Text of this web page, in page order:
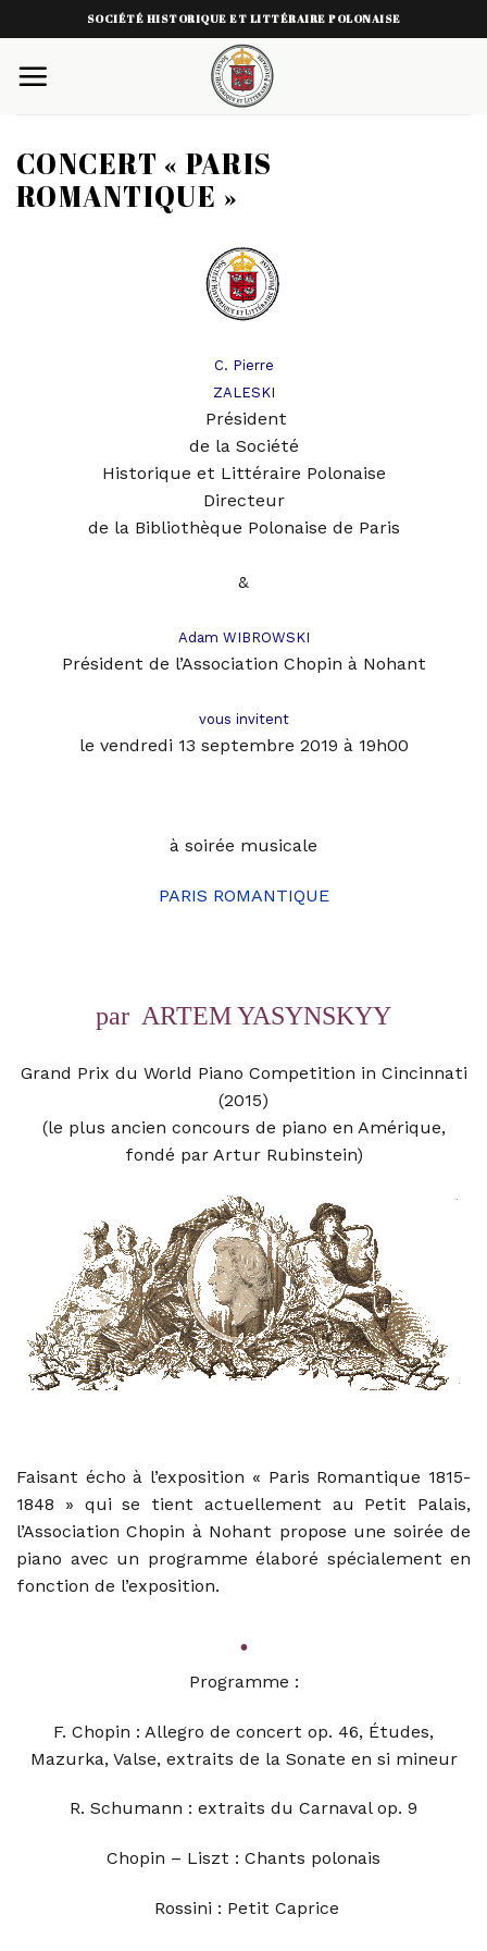
to
content
SOCIÉTÉ HISTORIQUE ET LITTÉRAIRE POLONAISE
CONCERT « PARIS
ROMANTIQUE »
C. Pierre
ZALESKI
Président
de la Société
Historique et Littéraire Polonaise
Directeur
de la Bibliothèque Polonaise de Paris
&
Adam WIBROWSKI
Président de l’Association Chopin à Nohant
vous invitent
le vendredi 13 septembre 2019 à 19h00
à soirée musicale
PARIS ROMANTIQUE
par ARTEM YASYNSKYY
Grand Prix du World Piano Competition in Cincinnati
(2015)
(le plus ancien concours de piano en Amérique,
fondé par Artur Rubinstein)
Faisant écho à l’exposition « Paris Romantique 1815-
1848 » qui se tient actuellement au Petit Palais,
l’Association Chopin à Nohant propose une soirée de
piano avec un programme élaboré spécialement en
fonction de l’exposition.
•
Programme :
F. Chopin : Allegro de concert op. 46, Études,
Mazurka, Valse, extraits de la Sonate en si mineur
R. Schumann : extraits du Carnaval op. 9
Chopin – Liszt : Chants polonais
Rossini : Petit Caprice